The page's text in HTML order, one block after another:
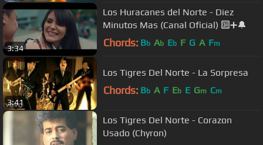
3:34
Los Huracanes del Norte - Diez
Minutos Mas (Canal Oficial) 🔟➕🔔
Chords: Bb Ab Eb F G A Fm
3:41
Los Tigres Del Norte - La Sorpresa
Chords: Bb A F Eb E Gm Cm
Los Tigres Del Norte - Corazon
Usado (Chyron)